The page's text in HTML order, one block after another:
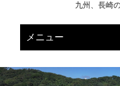
九州、長崎
メニュー